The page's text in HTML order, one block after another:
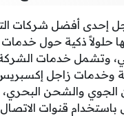
إحدى أفضل شركات
حلولاً ذكية حول
وتشمل خدمات
وخدمات زاجل
والشحن البحري،
قنوات الاتصال